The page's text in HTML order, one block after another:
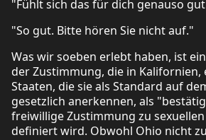
"Fühlt sich das für dich genauso
"So gut. Bitte hören Sie nicht auf."
Was wir soeben erlebt haben, ist
der Zustimmung, die in Kalifornien,
Staaten, die sie als Standard auf
gesetzlich anerkennen, als
freiwillige Zustimmung zu
definiert wird. Obwohl Ohio nicht